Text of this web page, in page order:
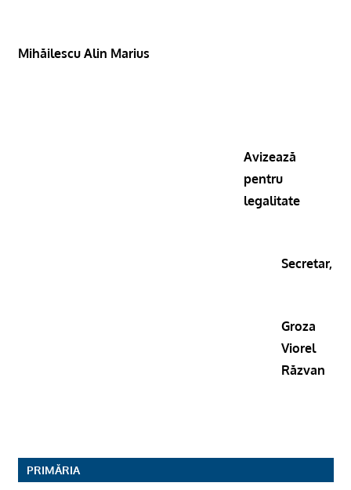
Mihăilescu Alin Marius
Avizează
pentru
legalitate
Secretar,
Groza
Viorel
Răzvan
PRIMĂRIA